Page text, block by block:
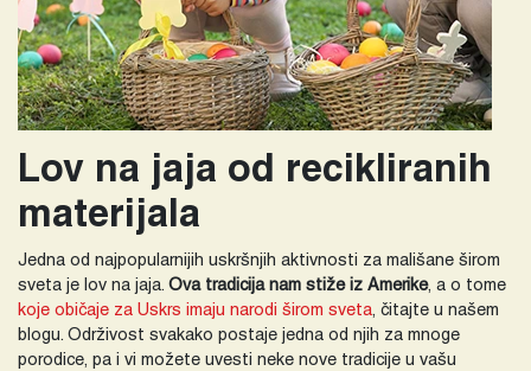
Lov na jaja od recikliranih
materijala
Jedna od najpopularnijih uskršnjih aktivnosti za mališane širom
sveta je lov na jaja. Ova tradicija nam stiže iz Amerike, a o tome
koje običaje za Uskrs imaju narodi širom sveta, čitajte u našem
blogu. Održivost svakako postaje jedna od njih za mnoge
porodice, pa i vi možete uvesti neke nove tradicije u vašu